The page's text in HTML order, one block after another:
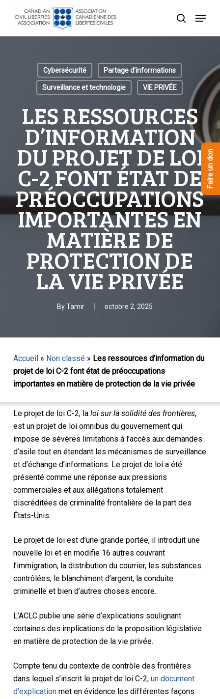
recherche
Menu
Cybersécurité Partage d'informations
Surveillance et technologie VIE PRIVÉE
LES RESSOURCES
D’INFORMATION
DU PROJET DE LOI
C-2 FONT ÉTAT DE
PRÉOCCUPATIONS
IMPORTANTES EN
MATIÈRE DE
PROTECTION DE
LA VIE PRIVÉE
By Tamir octobre 2, 2025
Accueil» Non classé» Les ressources d’information du
projet de loi C-2 font état de préoccupations
importantes en matière de protection de la vie privée
Le projet de loi C-2, la loi sur la solidité des frontières,
est un projet de loi omnibus du gouvernement qui
impose de sévères limitations à l’accès aux demandes
d’asile tout en étendant les mécanismes de surveillance
et d’échange d’informations. Le projet de loi a été
présenté comme une réponse aux pressions
commerciales et aux allégations totalement
discréditées de criminalité frontalière de la part des
États-Unis.
Le projet de loi est d’une grande portée, il introduit une
nouvelle loi et en modifie 16 autres couvrant
l’immigration, la distribution du courrier, les substances
contrôlées, le blanchiment d’argent, la conduite
criminelle et bien d’autres choses encore.
L’ACLC publie une série d’explications soulignant
certaines des implications de la proposition législative
en matière de protection de la vie privée.
Compte tenu du contexte de contrôle des frontières
dans lequel s’inscrit le projet de loi C-2, un document
d’explicationmet en évidence les différentes façons
Faire un don